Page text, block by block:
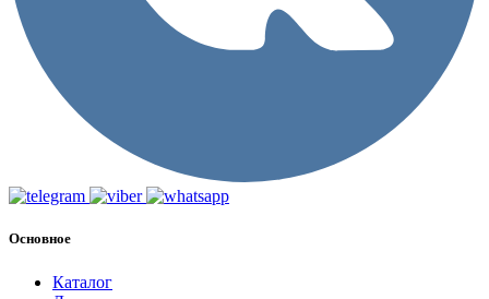
Основное
Каталог